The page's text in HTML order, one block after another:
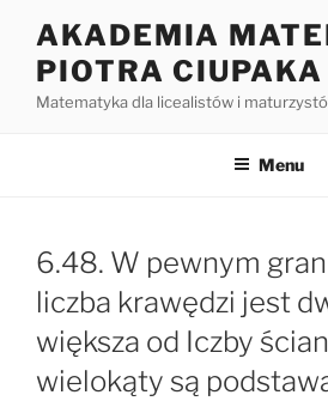
treści
AKADEMIA
PIOTRA CIUPAKA
Matematyka dla licealistów i
Menu
6.48. W pewnym
liczba krawędzi jest
większa od Iczby
wielokąty są